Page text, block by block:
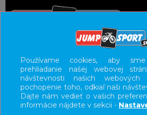
UŽÍVATEĽSKÝ
KATEGÓRIE
HLAVNÉ MENU
Používame cookies, aby
prehliadanie našej webovej
návštevnosti našich
pochopenie toho, odkiaľ naši
Dajte nám vedieť o vašich
informácie nájdete v sekcii -